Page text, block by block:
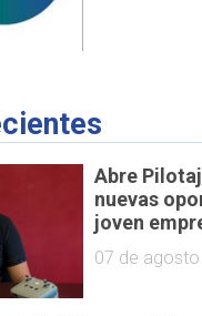
Abre
nuevas
joven
07 de